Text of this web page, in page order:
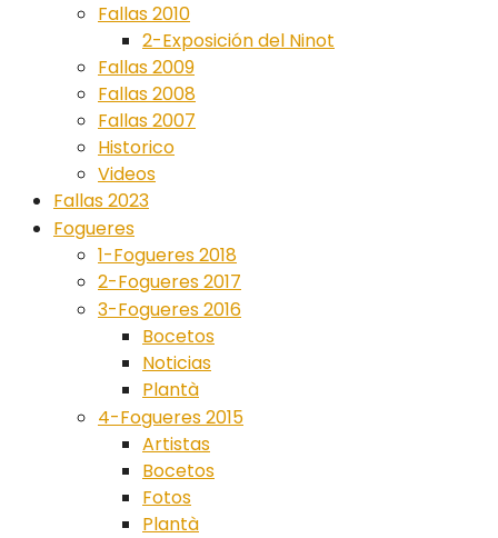
Fallas 2010
2-Exposición del Ninot
Fallas 2009
Fallas 2008
Fallas 2007
Historico
Videos
Fallas 2023
Fogueres
1-Fogueres 2018
2-Fogueres 2017
3-Fogueres 2016
Bocetos
Noticias
Plantà
4-Fogueres 2015
Artistas
Bocetos
Fotos
Plantà